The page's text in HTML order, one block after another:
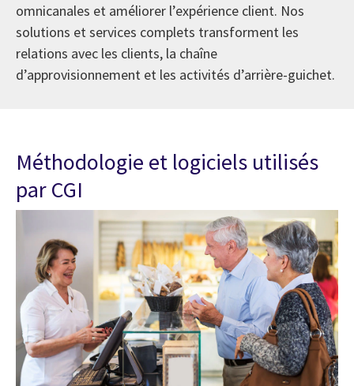
omnicanales et améliorer l’expérience client. Nos
solutions et services complets transforment les
relations avec les clients, la chaîne
d’approvisionnement et les activités d’arrière-guichet.
Méthodologie et logiciels utilisés
par CGI